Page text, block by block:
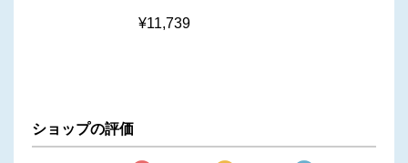
¥11,739
ショップの評価